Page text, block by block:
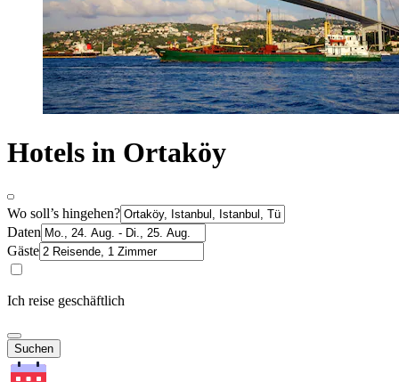
Hotels in Ortaköy
Wo soll’s hingehen?
Daten
Gäste
Ich reise geschäftlich
Suchen